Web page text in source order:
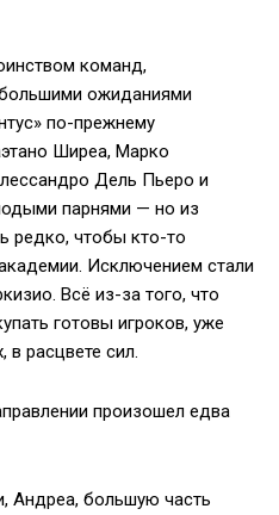
команд,
ожиданиями
по-прежнему
Ширеа, Марко
Дель Пьеро и
парнями — но из
редко, чтобы кто-то
Исключением стали
Всё из-за того, что
готовы игроков, уже
в расцвете сил.
произошел едва
Андреа, большую часть